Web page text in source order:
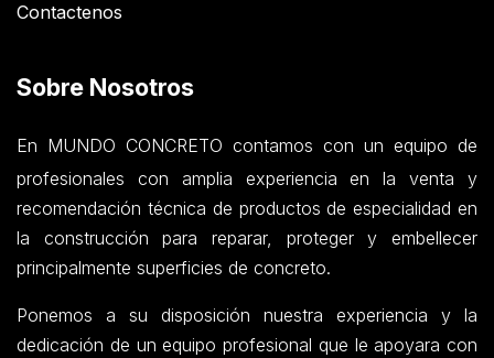
Contactenos
Sobre Nosotros
En MUNDO CONCRETO contamos con un equipo de
profesionales con amplia experiencia en la venta y
recomendación técnica de productos de especialidad en
la construcción para reparar, proteger y embellecer
principalmente superficies de concreto.
Ponemos a su disposición nuestra experiencia y la
dedicación de un equipo profesional que le apoyara con